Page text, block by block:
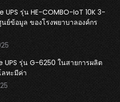
UPS รุ่น HE-COMBO-IoT 10K 3-
นย์ข้อมูล ของโรงพยาบาลองค์กร
UPS รุ่น G-6250 ในสายการผลิต
หะมีค่า